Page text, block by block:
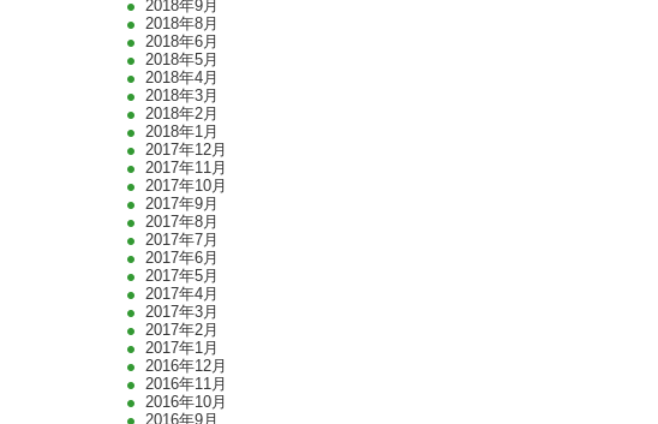
2018年9月
2018年8月
2018年6月
2018年5月
2018年4月
2018年3月
2018年2月
2018年1月
2017年12月
2017年11月
2017年10月
2017年9月
2017年8月
2017年7月
2017年6月
2017年5月
2017年4月
2017年3月
2017年2月
2017年1月
2016年12月
2016年11月
2016年10月
2016年9月